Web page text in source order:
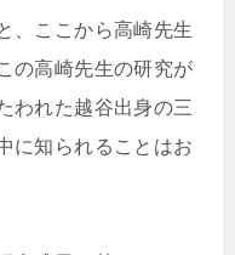
、ここから高崎先生
の高崎先生の研究が
われた越谷出身の三
に知られることはお